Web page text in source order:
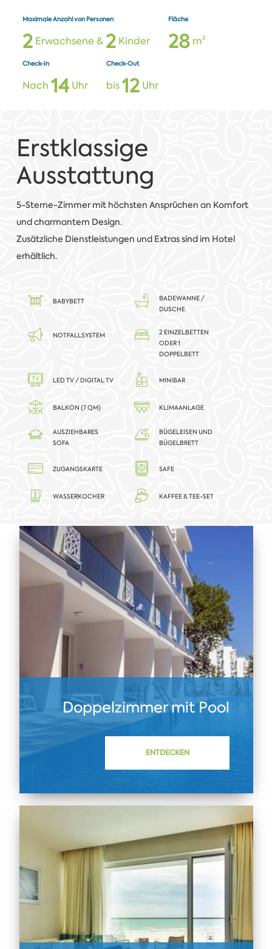
Maximale Anzahl von Personen
2Erwachsene & 2Kinder
Fläche
28m²
Check-In
Nach 14Uhr
Check-Out
bis12Uhr
Erstklassige
Ausstattung
5-Sterne-Zimmer mit höchsten Ansprüchen an Komfort
und charmantem Design.
Zusätzliche Dienstleistungen und Extras sind im Hotel
erhältlich.
BABYBETT
BADEWANNE /
DUSCHE
NOTFALLSYSTEM
2 EINZELBETTEN
ODER 1
DOPPELBETT
LED TV / DIGITAL TV MINIBAR
BALKON (7 QM) KLIMAANLAGE
AUSZIEHBARES
SOFA
BÜGELEISEN UND
BÜGELBRETT
ZUGANGSKARTE SAFE
WASSERKOCHER KAFFEE & TEE-SET
Doppelzimmer mit Pool
ENTDECKEN